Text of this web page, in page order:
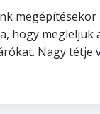
megépítésekor
hogy megleljük
Nagy tétje